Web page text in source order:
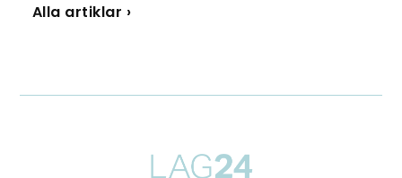
Alla artiklar ›